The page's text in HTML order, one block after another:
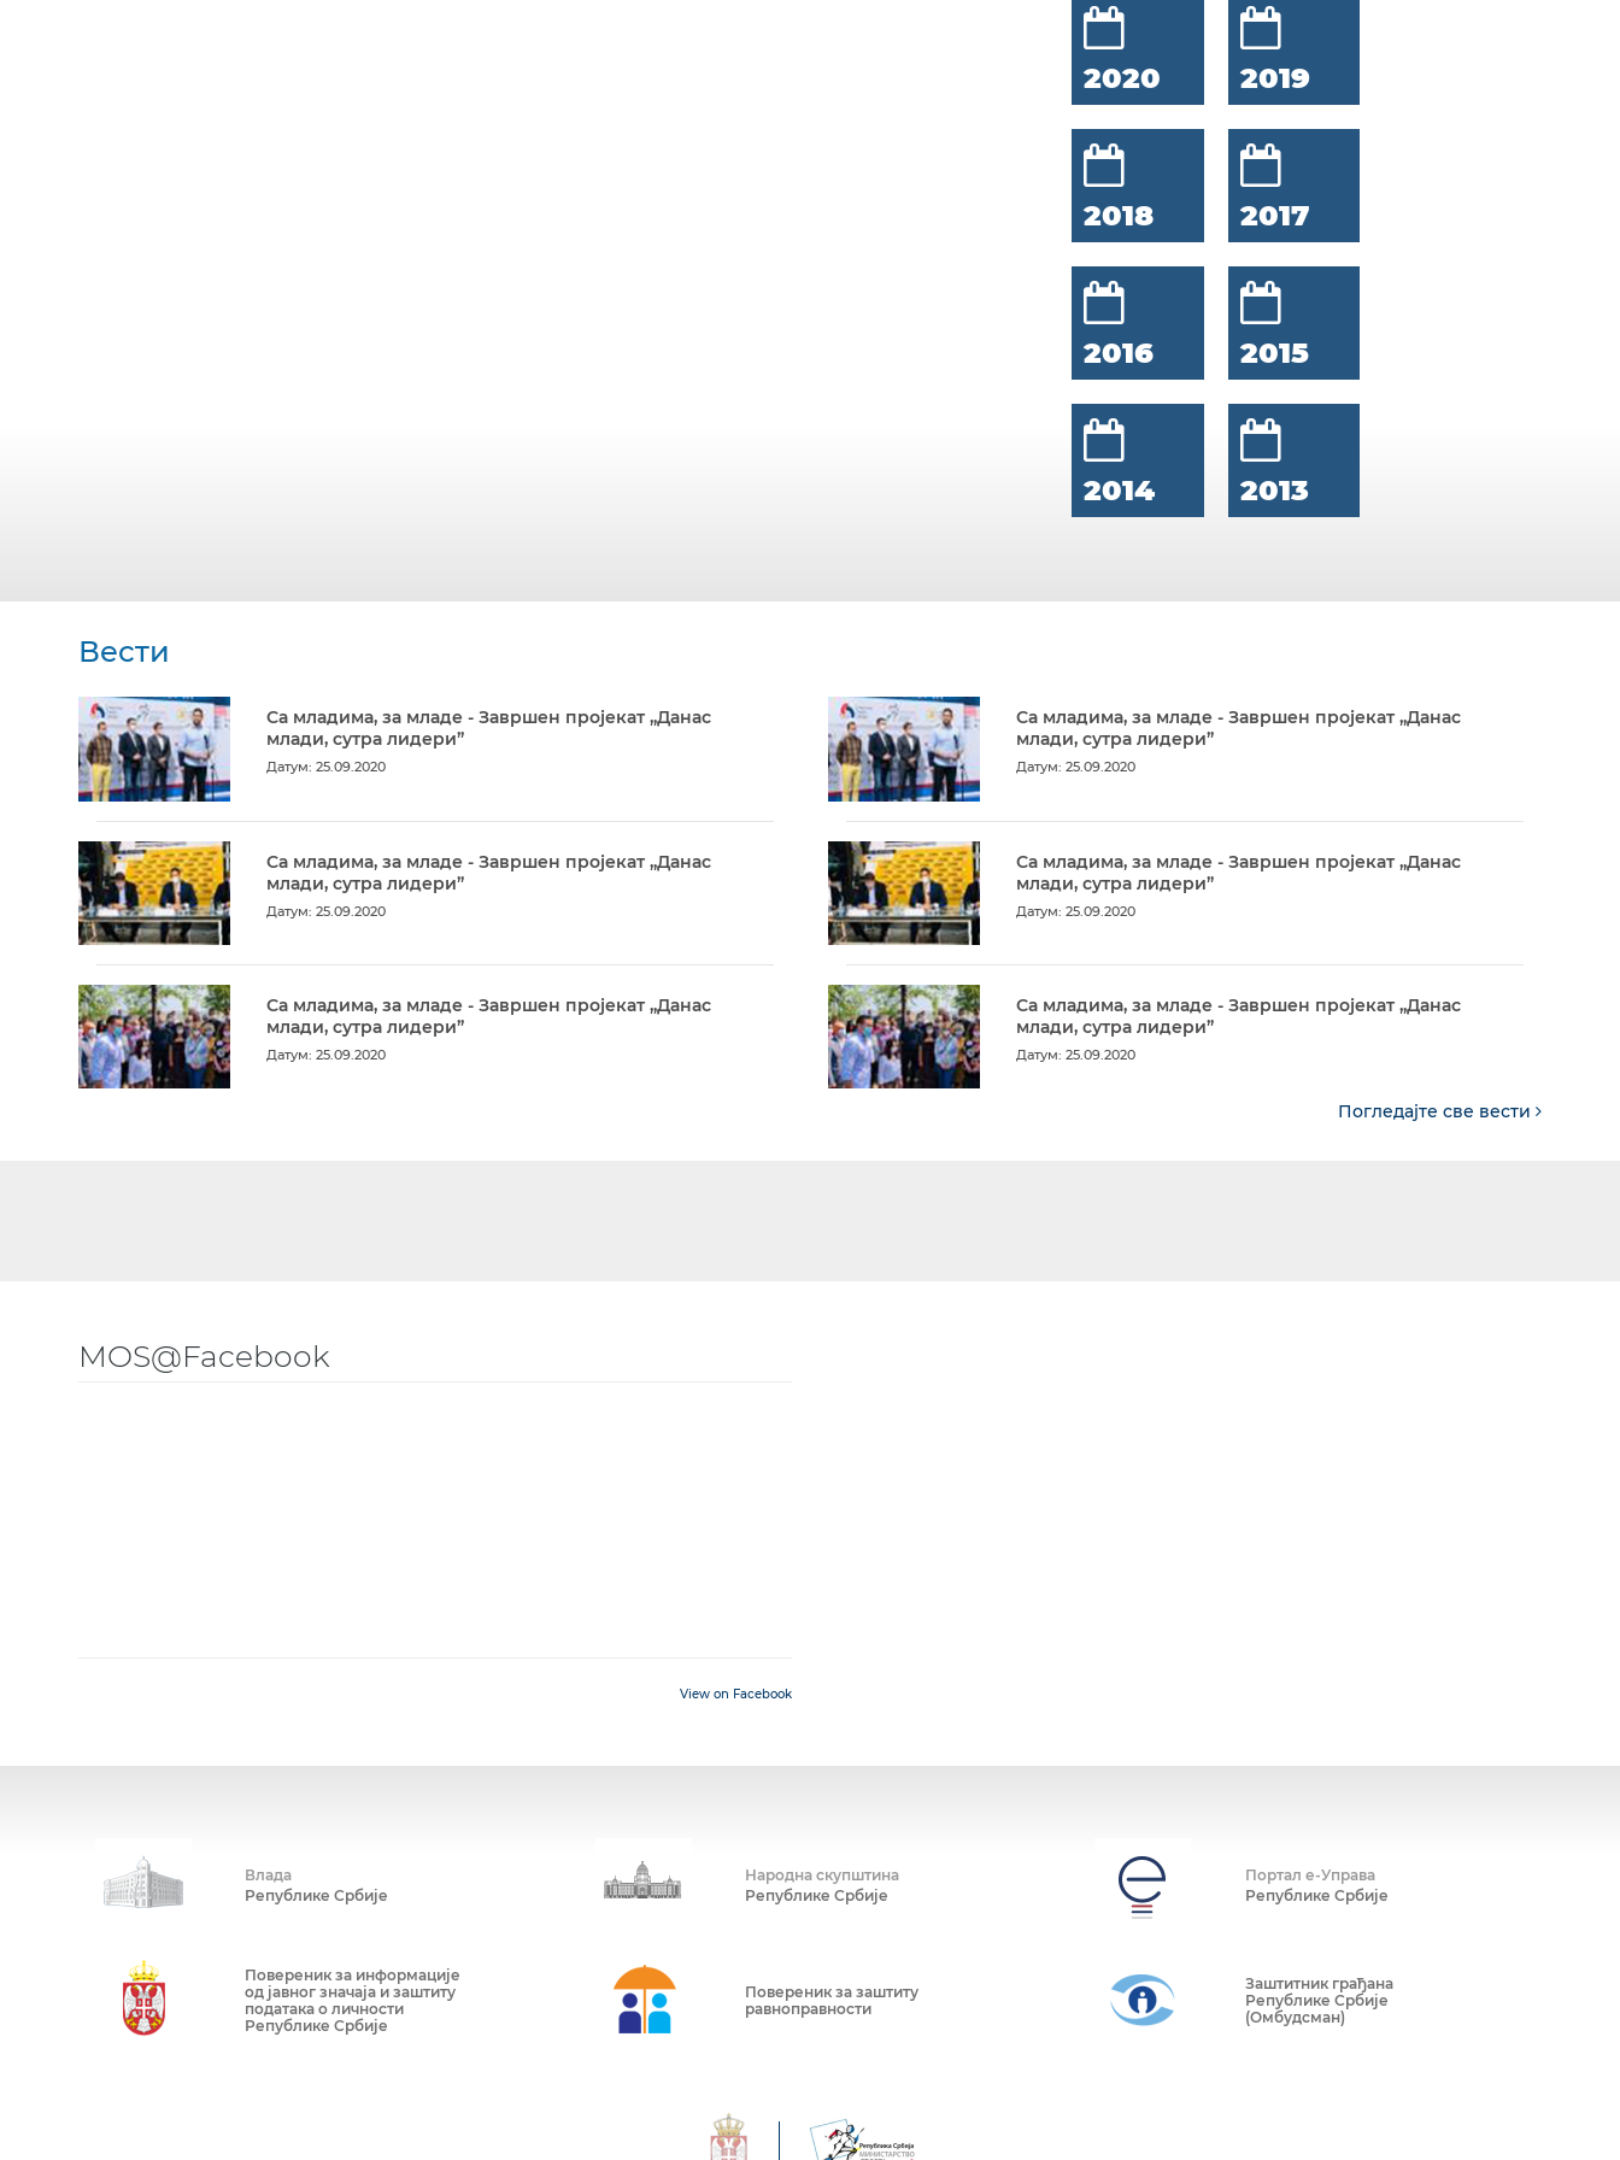
2020 2019
2018 2017
2016 2015
2014 2013
Вести
Са младима, за младе - Завршен пројекат „Данас
млади, сутра лидери”
Датум: 25.09.2020
Са младима, за младе - Завршен пројекат „Данас
млади, сутра лидери”
Датум: 25.09.2020
Са младима, за младе - Завршен пројекат „Данас
млади, сутра лидери”
Датум: 25.09.2020
Са младима, за младе - Завршен пројекат „Данас
млади, сутра лидери”
Датум: 25.09.2020
Са младима, за младе - Завршен пројекат „Данас
млади, сутра лидери”
Датум: 25.09.2020
Са младима, за младе - Завршен пројекат „Данас
млади, сутра лидери”
Датум: 25.09.2020
Погледајте све вести
MOS@Facebook
View on Facebook
Влада
Републике Србије
Народна скупштина
Републике Србије
Портал е-Управа
Републике Србије
Повереник за информације
од јавног значаја и заштиту
података о личности
Републике Србије
Повереник за заштиту
равноправности
Заштитник грађана
Републике Србије
(Омбудсман)